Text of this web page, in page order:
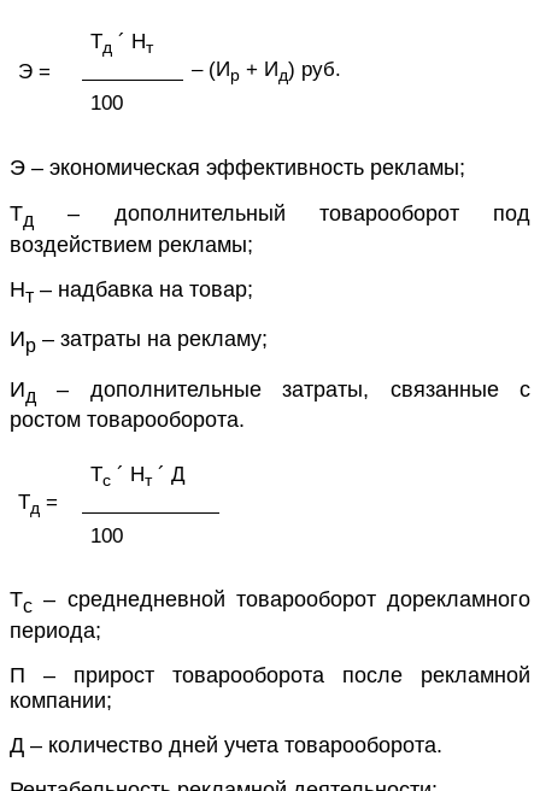
Э =
Тд ´ Нт
– (Ир + Ид) руб.
100
Э – экономическая эффективность рекламы;
Тд
– дополнительный товарооборот под
воздействием рекламы;
Нт – надбавка на товар;
Ир – затраты на рекламу;
Ид
– дополнительные затраты, связанные с
ростом товарооборота.
Тд =
Тс ´ Нт´ Д
100
Тс – среднедневной товарооборот дорекламного
периода;
П – прирост товарооборота после рекламной
компании;
Д – количество дней учета товарооборота.